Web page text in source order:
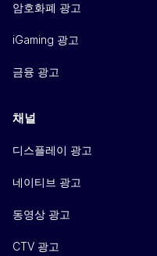
암호화폐 광고
iGaming 광고
금융 광고
채널
디스플레이 광고
네이티브 광고
동영상 광고
CTV 광고